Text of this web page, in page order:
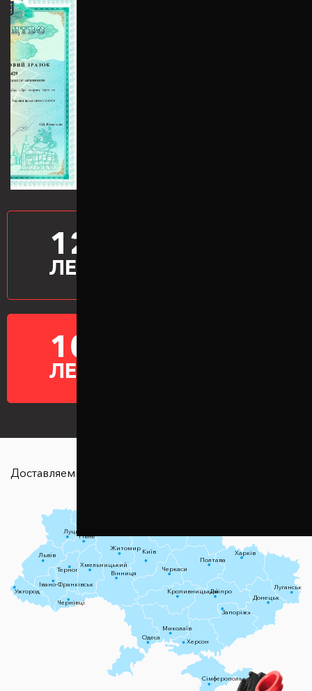
12
ЛЕТ
10
ЛЕТ
Доставляем в любую точку страны
Сімферополь
Луцьк
Київ
Житомир
Тернопіль
Рівне
Львів
Дніпро
Кропивницький
Харків
Полтава
Черкаси
Запоріжжя
Херсон
Донецьк
Луганськ
Ужгород
Чернівці
Вінниця
Хмельницький
Івано-Франківськ
Миколаїв
Одеса